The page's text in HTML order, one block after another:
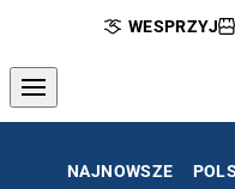
WESPRZYJ
NAJNOWSZE